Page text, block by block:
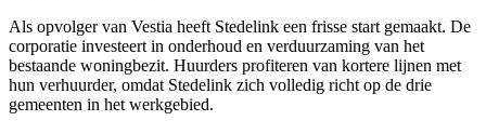
Als opvolger van Vestia heeft Stedelink een frisse start gemaakt. De
corporatie investeert in onderhoud en verduurzaming van het
bestaande woningbezit. Huurders profiteren van kortere lijnen met
hun verhuurder, omdat Stedelink zich volledig richt op de drie
gemeenten in het werkgebied.